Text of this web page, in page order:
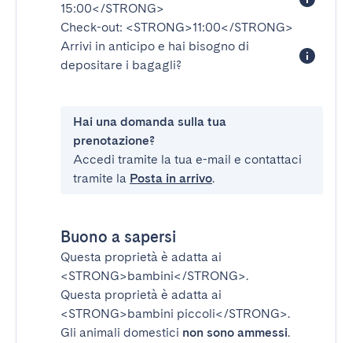
15:00</STRONG>
Check-out: <STRONG>11:00</STRONG>
Arrivi in anticipo e hai bisogno di
depositare i bagagli?
Hai una domanda sulla tua
prenotazione?
Accedi tramite la tua e-mail e contattaci
tramite la Posta in arrivo.
Buono a sapersi
Questa proprietà è adatta ai
<STRONG>bambini</STRONG>.
Questa proprietà è adatta ai
<STRONG>bambini piccoli</STRONG>.
Gli animali domestici non sono ammessi.